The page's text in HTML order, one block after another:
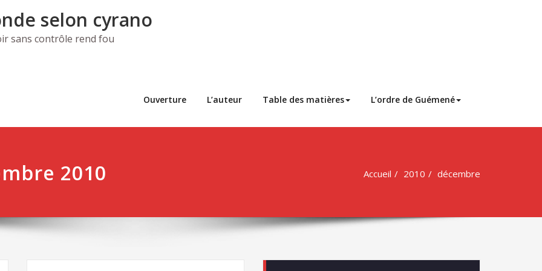
selon cyrano
sans contrôle rend fou
Ouverture L’auteur Table des matières L’ordre de Guémené
2010 Accueil 2010 décembre